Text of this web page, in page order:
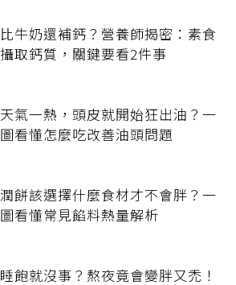
比牛奶還補鈣？營養師揭密：素食
攝取鈣質，關鍵要看2件事
天氣一熱，頭皮就開始狂出油？一
圖看懂怎麼吃改善油頭問題
潤餅該選擇什麼食材才不會胖？一
圖看懂常見餡料熱量解析
睡飽就沒事？熬夜竟會變胖又禿！